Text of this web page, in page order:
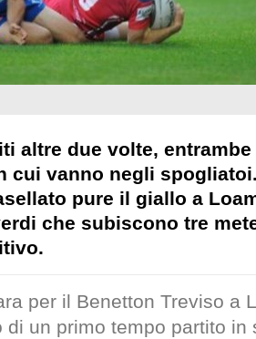
altre due volte, entrambe
cui vanno negli
pure il giallo a
che subiscono tre
per il Benetton Treviso a
di un primo tempo partito in